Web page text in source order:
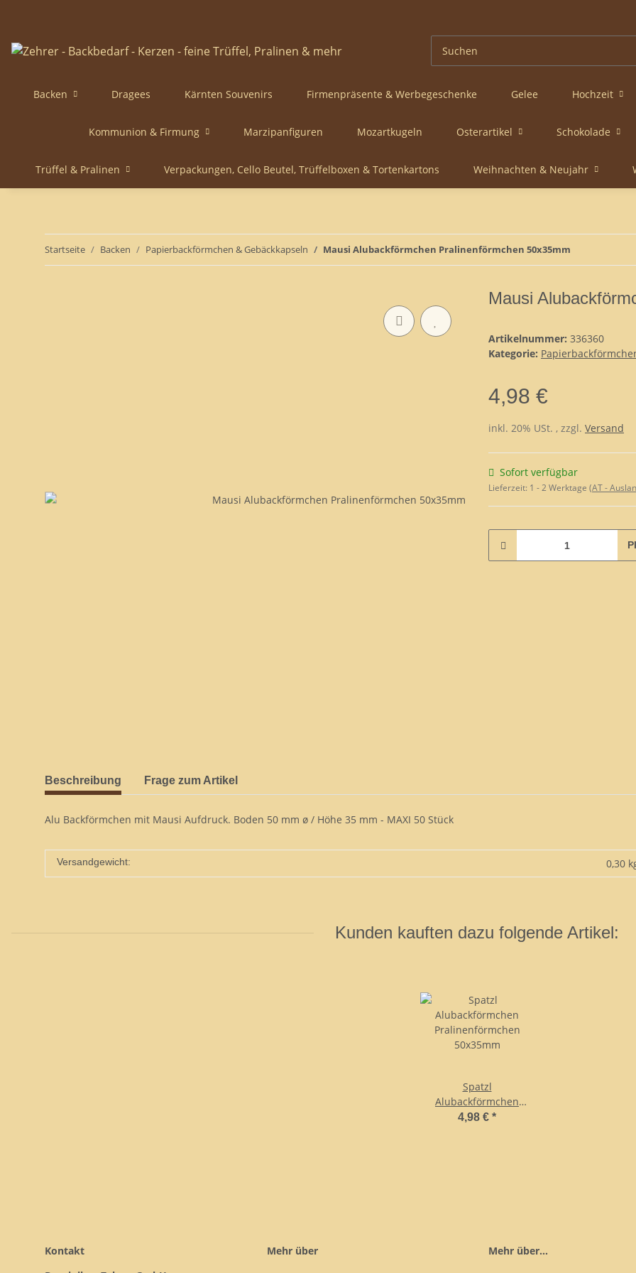
Backen Dragees Kärnten Souvenirs Firmenpräsente & Werbegeschenke Gelee Hochzeit
Kommunion & Firmung Marzipanfiguren Mozartkugeln Osterartikel Schokolade
Trüffel & Pralinen Verpackungen, Cello Beutel, Trüffelboxen & Tortenkartons Weihnachten & Neujahr
Startseite Backen Papierbackförmchen & Gebäckkapseln Mausi Alubackförmchen Pralinenförmchen 50x35mm
Mausi
Artikelnummer: 336360
Kategorie:
4,98 €
inkl. 20% USt. , zzgl. Versand
Sofort verfügbar
Lieferzeit: 1 - 2 Werktage (AT -
Beschreibung Frage zum Artikel
Alu Backförmchen mit Mausi Aufdruck. Boden 50 mm ø / Höhe 35 mm - MAXI 50 Stück
Versandgewicht: 0,30
Kunden kauften dazu folgende Artikel:
Spatzl
Alubackförmchen
Pralinenförmchen
4,98 € *
Kontakt
Mehr über Mehr über...